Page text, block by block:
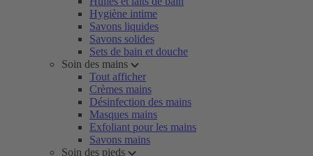
Hygiène intime
Savons liquides
Savons solides
Sets de bain et douche
Soin des mains
Tout afficher
Crèmes mains
Désinfection des mains
Masques mains
Exfoliant pour les mains
Savons mains
Soin des pieds